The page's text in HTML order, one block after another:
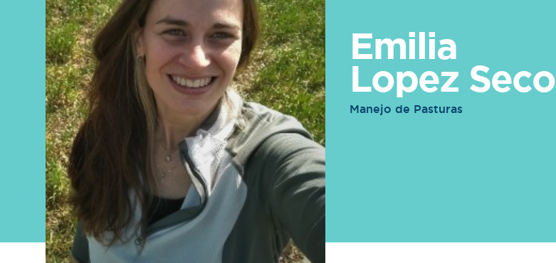
Sobre
FONTAGRO
FONTAGRO es un mecanismo de
cooperación único que fomenta la
inversión en innovación en el sector
agroalimentario de América Latina y El
Caribe, y promueve plataformas
regionales públicas y privadas. Sar
Emilia
Lopez Seco
Manejo de Pasturas